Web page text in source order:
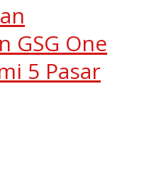
GSG One
5 Pasar